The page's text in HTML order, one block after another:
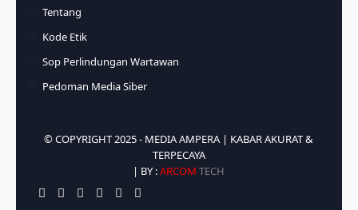
Tentang
Kode Etik
Sop Perlindungan Wartawan
Pedoman Media Siber
© COPYRIGHT 2025 - MEDIA AMPERA | KABAR AKURAT &
TERPECAYA
| BY :ARCOM TECH